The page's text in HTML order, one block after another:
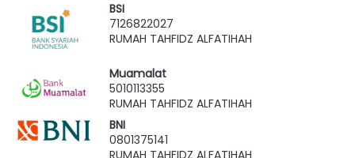
BSI
7126822027
RUMAH TAHFIDZ ALFATIHAH
Muamalat
5010113355
RUMAH TAHFIDZ ALFATIHAH
BNI
0801375141